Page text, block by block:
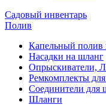
Садовый инвентарь
Полив
Капельный
Насадки на шланг
Опрыскиватели,
Ремкомплекты
Соединители для
Шланги